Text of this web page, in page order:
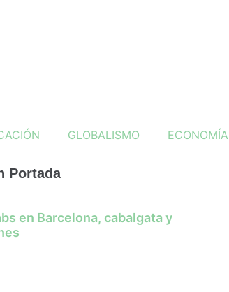
GLOBALISMO ECONOMÍA
Portada
en Barcelona, cabalgata y